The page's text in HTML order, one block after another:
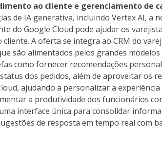
ao cliente e gerenciamento de
de IA generativa, incluindo Vertex AI, a
do Google Cloud pode ajudar os
A oferta se integra ao CRM do
são alimentados pelos grandes
como fornecer recomendações
dos pedidos, além de aproveitar os
ajudando a personalizar a
a produtividade dos funcionários
interface única para consolidar
de resposta em tempo real com